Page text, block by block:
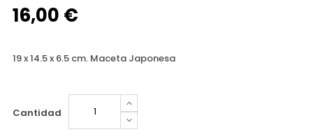
16,00 €
19 x 14.5 x 6.5 cm. Maceta Japonesa
Cantidad